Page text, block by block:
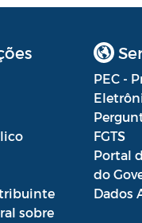
sobre
PEC -
FGTS
Portal
do
Dados